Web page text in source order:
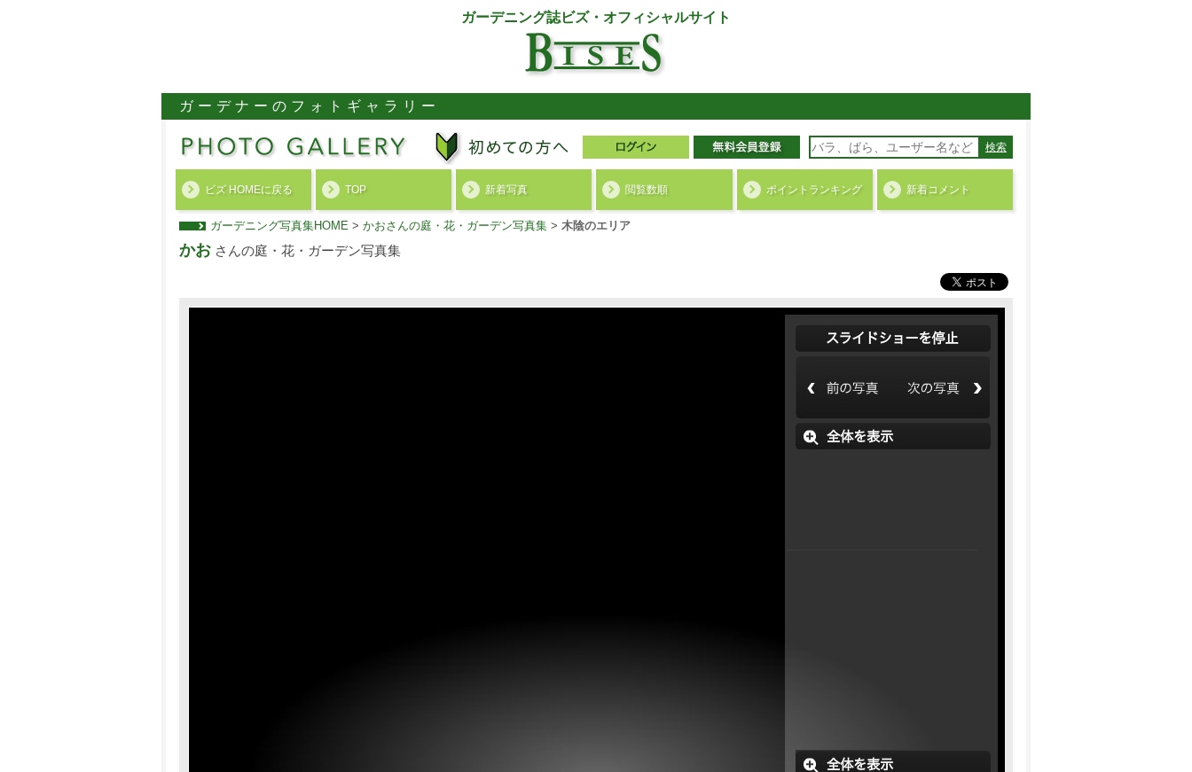
ガーデニング誌ビズ・オフィシャルサイト
ガーデナーのフォトギャラリー
検索
ビズ HOMEに戻る TOP 新着写真 閲覧数順 ポイント ランキング 新着コメント
ガーデニング写真集HOME > かおさんの庭・花・ガーデン写真集 > 木陰のエリア
かお さんの庭・花・ガーデン写真集